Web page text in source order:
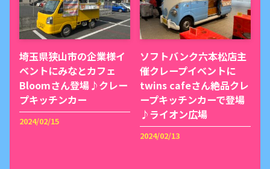
埼玉県狭山市の企業様イ
ベントにみなとカフェ
Bloomさん登場♪クレー
プキッチンカー
2024/02/15
ソフトバンク六本松店主
催クレープイベントに
twins cafeさん絶品クレ
ープキッチンカーで登場
♪ライオン広場
2024/02/13